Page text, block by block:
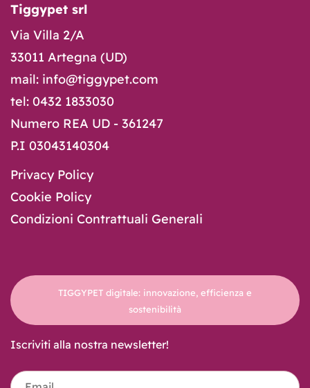
Tiggypet srl
Via Villa 2/A
33011 Artegna (UD)
mail: info@tiggypet.com
tel: 0432 1833030
Numero REA UD - 361247
P.I 03043140304
Privacy Policy
Cookie Policy
Condizioni Contrattuali Generali
TIGGYPET digitale: innovazione, efficienza e
sostenibilità
Iscriviti alla nostra newsletter!